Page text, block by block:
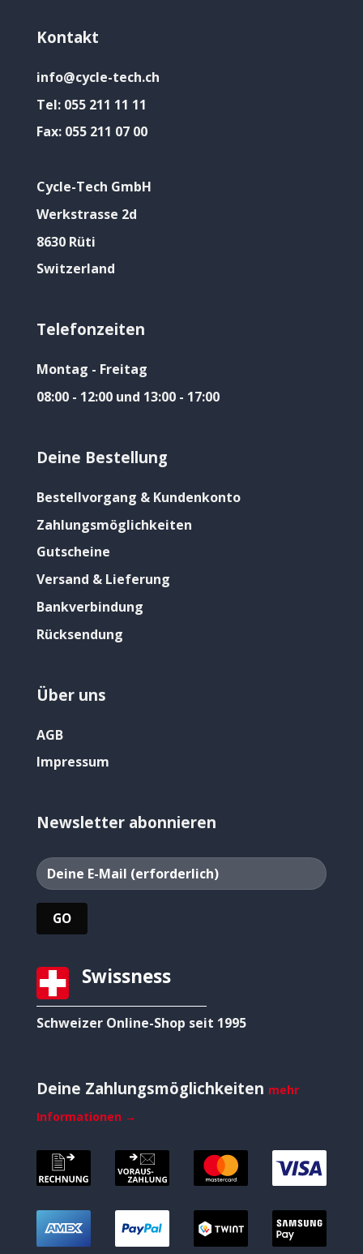
Kontakt
info@cycle-tech.ch
Tel: 055 211 11 11
Fax: 055 211 07 00
Cycle-Tech GmbH
Werkstrasse 2d
8630 Rüti
Switzerland
Telefonzeiten
Montag - Freitag
08:00 - 12:00 und 13:00 - 17:00
Deine Bestellung
Bestellvorgang & Kundenkonto
Zahlungsmöglichkeiten
Gutscheine
Versand & Lieferung
Bankverbindung
Rücksendung
Über uns
AGB
Impressum
Newsletter abonnieren
Swissness
Schweizer Online-Shop seit 1995
Deine Zahlungsmöglichkeiten mehr
Informationen →